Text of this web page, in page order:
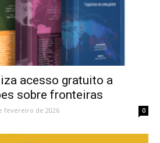
acesso gratuito a
sobre fronteiras
fevereiro de 2026 0